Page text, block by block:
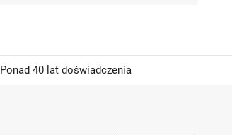
Ponad 40 lat doświadczenia